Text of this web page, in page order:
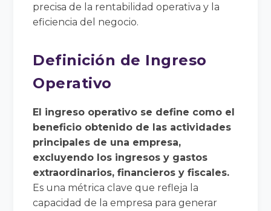
precisa de la rentabilidad operativa y la
eficiencia del negocio.
Definición de Ingreso
Operativo
El ingreso operativo se define como el
beneficio obtenido de las actividades
principales de una empresa,
excluyendo los ingresos y gastos
extraordinarios, financieros y fiscales.
Es una métrica clave que refleja la
capacidad de la empresa para generar